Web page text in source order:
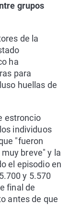
grupos
de la
ha
para
huellas de
estroncio
individuos
"fueron
breve" y la
el episodio en
y 5.570
final de
antes de que